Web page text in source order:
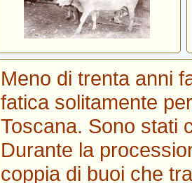
Meno di trenta anni
fatica solitamente
Toscana. Sono stati
Durante la
coppia di buoi che